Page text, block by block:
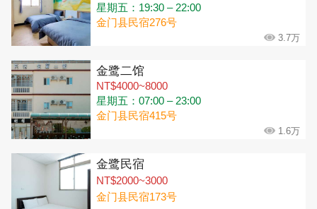
星期五：19:30 – 22:00
金门县民宿276号
3.7万
金鹭二馆
NT$4000~8000
星期五：07:00 – 23:00
金门县民宿415号
1.6万
金鹭民宿
NT$2000~3000
金门县民宿173号